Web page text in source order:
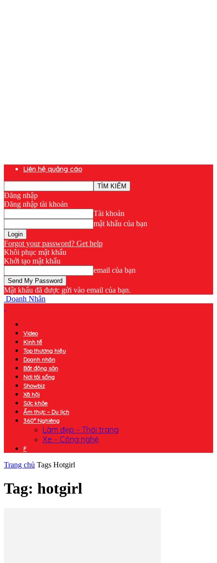
Liên hệ quảng cáo
Đăng nhập
Đăng nhập tài khoản
Tài khoản
mật khẩu của bạn
Forgot your password? Get help
Khôi phục mật khẩu
Khởi tạo mật khẩu
email của bạn
Mật khẩu đã được gửi vào email của bạn.
Doanh Nhân
Video
Kinh tế
Top thương hiệu
Doanh nhân
Bất động sản
Nơi tôi sống
Showbiz
Xã hội
Sức khỏe
Ẩm thực – Du lịch
360° Nghiêng
Làm đẹp – Thời trang
Xe – Công nghệ
F
Trang chủ Tags Hotgirl
Tag: hotgirl